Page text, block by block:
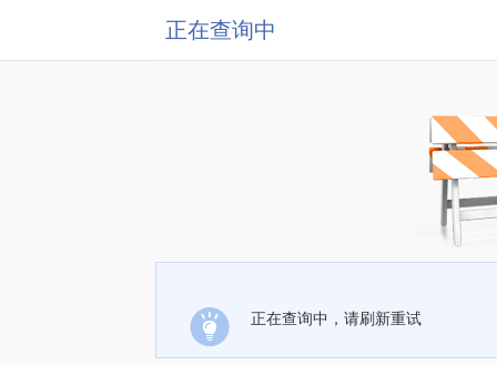
正在查询中
正在查询中，请刷新重试